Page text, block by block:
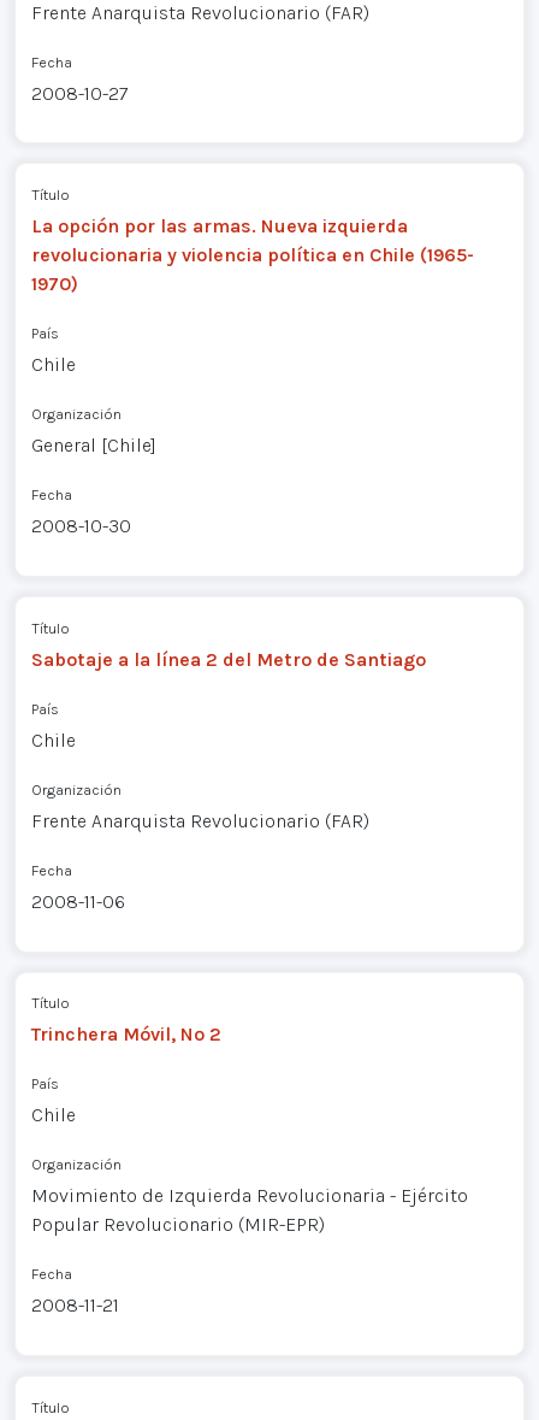
Frente Anarquista Revolucionario (FAR)
Fecha
2008-10-27
Título
La opción por las armas. Nueva izquierda
revolucionaria y violencia política en Chile (1965-
1970)
País
Chile
Organización
General [Chile]
Fecha
2008-10-30
Título
Sabotaje a la línea 2 del Metro de Santiago
País
Chile
Organización
Frente Anarquista Revolucionario (FAR)
Fecha
2008-11-06
Título
Trinchera Móvil, Nº 2
País
Chile
Organización
Movimiento de Izquierda Revolucionaria - Ejército
Popular Revolucionario (MIR-EPR)
Fecha
2008-11-21
Título